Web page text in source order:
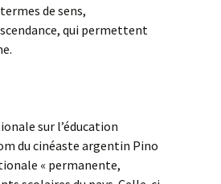
de sens,
qui permettent
sur l’éducation
du cinéaste argentin Pino
« permanente,